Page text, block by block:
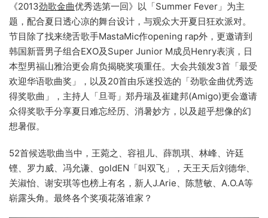
《2013劲歌金曲优秀选第一回》以「Summer Fever」为主
题，配合夏日透心凉的舞台设计，与观众大开夏日狂欢派对。
节目除了找来绕舌歌手MastaMic作opening rap外，更邀请到
韩国新晋男子组合EXO及Super Junior M成员Henry表演，日
本型男福山雅治更会肩负揭晓奖项重任。大会共颁发3首「最受
欢迎华语歌曲奖」，以及20首由乐迷投选的「劲歌金曲优秀选
得奖歌曲」，主持人「旦哥」郑丹瑞及崔建邦(Amigo)更会邀请
众得奖歌手分享夏日难忘经历、消暑妙方，以及超乎想像的幻
想暑假。
52首候选歌曲当中，王菀之、容祖儿、薛凯琪、林峰、许廷
铿、罗力威、冯允谦、goldEN「叫双飞」，天王天后刘德华、
关淑怡、谢安琪等也榜上有名，新人J.Arie、陈慧敏、A.O.A等
崭露头角。最终各个奖项花落谁家？